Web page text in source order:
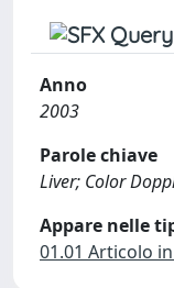
Anno
2003
Parole chiave
Liver; Color
Appare nelle
01.01 Articolo